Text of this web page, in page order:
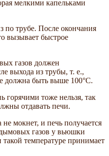
мелкими капельками
по трубе. После окончания
вызывает быстрое
газов должен
выхода из трубы, т. е.,
должна быть выше 100°С.
горячими тоже нельзя, так
отдавать печи.
мокнет, и печь получается
газов у вьюшки
температуре принимает